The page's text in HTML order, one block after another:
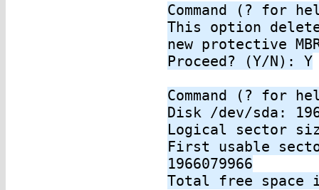
Command (? for
This option
new protective
Proceed? (Y/N): Y
Command (? for
Disk /dev/sda:
Logical sector
First usable
1966079966
Total free space